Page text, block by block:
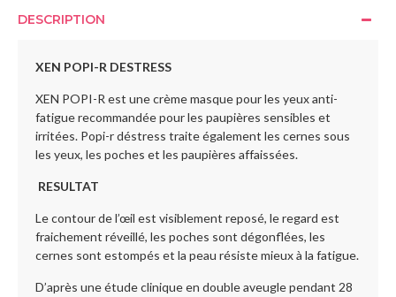
DESCRIPTION
XEN POPI-R DESTRESS
XEN POPI-R est une crème masque pour les yeux anti-
fatigue recommandée pour les paupières sensibles et
irritées. Popi-r déstress traite également les cernes sous
les yeux, les poches et les paupières affaissées.
RESULTAT
Le contour de l’œil est visiblement reposé, le regard est
fraichement réveillé, les poches sont dégonflées, les
cernes sont estompés et la peau résiste mieux à la fatigue.
D’après une étude clinique en double aveugle pendant 28